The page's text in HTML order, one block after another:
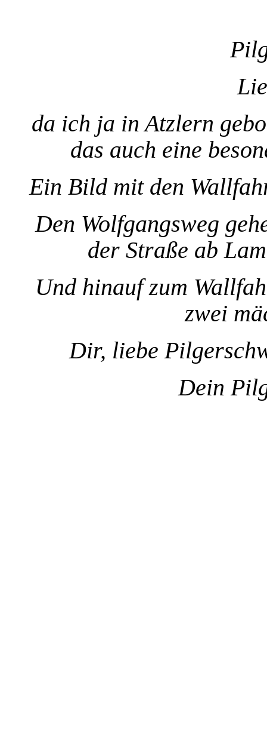
da ich ja in Atzlern
das auch eine
Ein Bild mit den
Den Wolfgangsweg
der Straße ab
Und hinauf zum
zwei
Dir, liebe
Dein